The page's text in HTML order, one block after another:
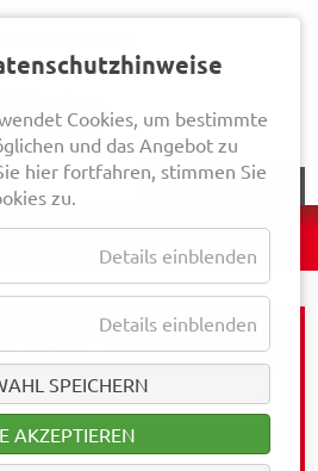
NEWSLETTER
Cookies, um bestimmte
und das Angebot zu
hier fortfahren, stimmen Sie
zu.
Details einblenden
Details einblenden
SPEICHERN
AKZEPTIEREN